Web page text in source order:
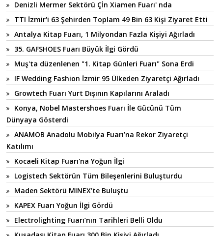
Denizli Mermer Sektörü Çİn Xiamen Fuarı' nda
TTI İzmir'i 63 Şehirden Toplam 49 Bin 63 Kişi Ziyaret Etti
Antalya Kitap Fuarı, 1 Milyondan Fazla Kişiyi Ağırladı
35. GAFSHOES Fuarı Büyük İlgi Gördü
Muş'ta düzenlenen "1. Kitap Günleri Fuarı" Sona Erdi
IF Wedding Fashion İzmir 95 Ülkeden Ziyaretçi Ağırladı
Growtech Fuarı Yurt Dışının Kapılarını Araladı
Konya, Nobel Mastershoes Fuarı İle Gücünü Tüm
Dünyaya Gösterdi
ANAMOB Anadolu Mobilya Fuarı’na Rekor Ziyaretçi
Katılımı
Kocaeli Kitap Fuarı'na Yoğun İlgi
Logistech Sektörün Tüm Bileşenlerini Buluşturdu
Maden Sektörü MINEX’te Buluştu
KAPEX Fuarı Yoğun İlgi Gördü
Electrolighting Fuarı’nın Tarihleri Belli Oldu